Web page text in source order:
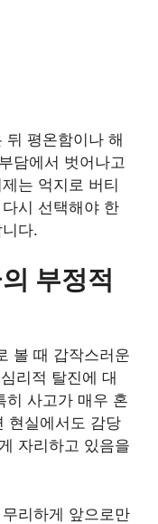
뒤 평온함이나 해
담에서 벗어나고
는 억지로 버티
시 선택해야 한
다.
부정적
볼 때 갑작스러운
리적 탈진에 대
히 사고가 매우 혼
현실에서도 감당
자리하고 있음을
리하게 앞으로만